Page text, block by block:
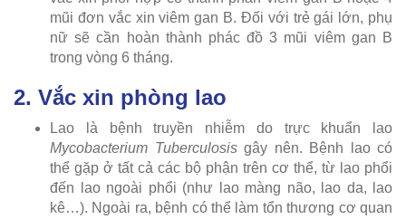
mũi đơn vắc xin viêm gan B. Đối với trẻ gái lớn, phụ
nữ sẽ cần hoàn thành phác đồ 3 mũi viêm gan B
trong vòng 6 tháng.
2. Vắc xin phòng lao
Lao là bệnh truyền nhiễm do trực khuẩn lao
Mycobacterium Tuberculosisgây nên. Bệnh lao có
thể gặp ở tất cả các bộ phận trên cơ thể, từ lao phổi
đến lao ngoài phổi (như lao màng não, lao da, lao
kê…). Ngoài ra, bệnh có thể làm tổn thương cơ quan